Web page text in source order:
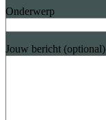
Onderwerp
Jouw bericht (optional)